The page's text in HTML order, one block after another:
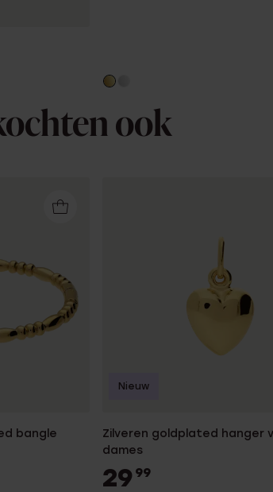
ook
bangle
Zilveren goldplated hanger
dames
29 99
Nieuw